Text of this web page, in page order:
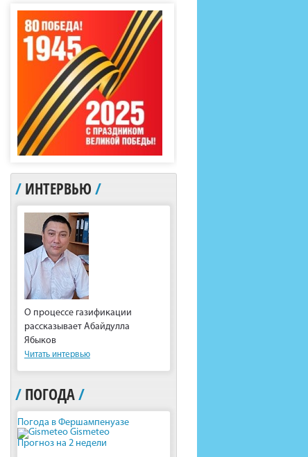
/ ИНТЕРВЬЮ /
О процессе газификации
рассказывает Абайдулла
Ябыков
Читать интервью
/ ПОГОДА/
Погода в Фершампенуазе
Gismeteo
Прогноз на 2 недели